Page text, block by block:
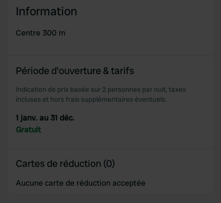
We use cookies to personalise content and ads, to
We also share information about your use of our site with
provided to them or that they’ve collected from your use
Information
Centre 300 m
Période d'ouverture & tarifs
Indication de prix basée sur 2 personnes par nuit, taxes
incluses et hors frais supplémentaires éventuels.
1 janv. au 31 déc.
Gratuit
Cartes de réduction (0)
Aucune carte de réduction acceptée